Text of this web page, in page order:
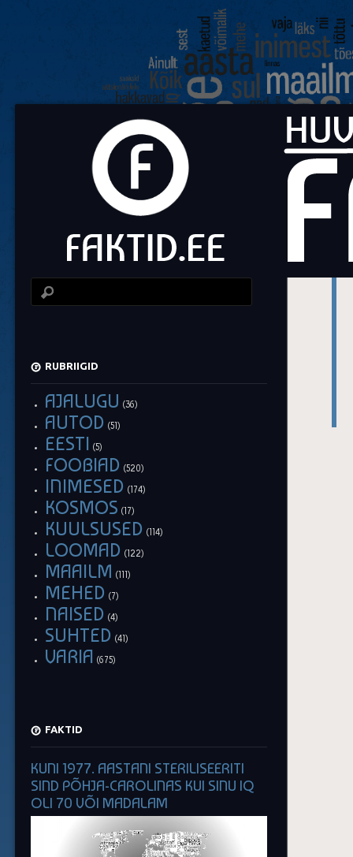
RUBRIIGID
AJALUGU (36)
AUTOD (51)
EESTI (5)
FOOBIAD (520)
INIMESED (174)
KOSMOS (17)
KUULSUSED (114)
LOOMAD (122)
MAAILM (111)
MEHED (7)
NAISED (4)
SUHTED (41)
VARIA (675)
FAKTID
KUNI 1977. AASTANI STERILISEERITI
SIND PÕHJA-CAROLINAS KUI SINU IQ
OLI 70 VÕI MADALAM